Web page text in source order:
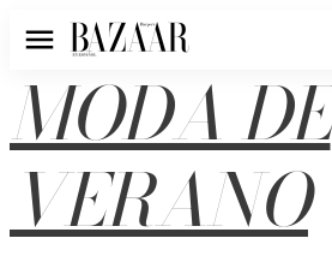
Menú
MODA DE
VERANO